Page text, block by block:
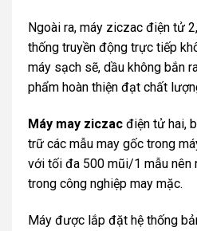
Ngoài ra, máy ziczac điện tử
thống truyền động trực tiếp
máy sạch sẽ, dầu không bắn
phẩm hoàn thiện đạt chất
Máy may ziczac điện tử hai,
trữ các mẫu may gốc trong
với tối đa 500 mũi/1 mẫu nên
trong công nghiệp may mặc.
Máy được lắp đặt hệ thống